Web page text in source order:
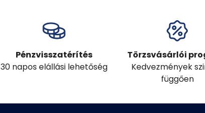
Pénzvisszatérítés
30 napos elállási lehetőség
Törzsvásárlói
Kedvezmények
függően